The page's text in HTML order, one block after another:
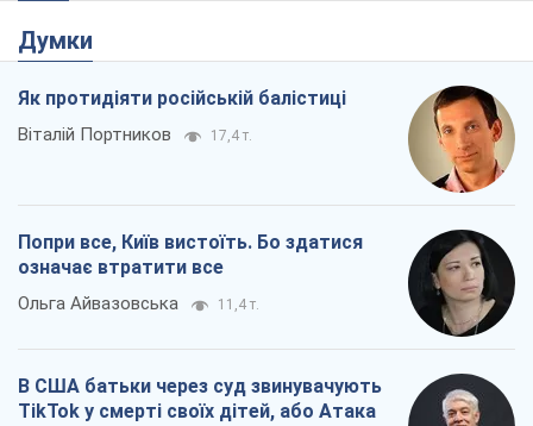
Думки
Як протидіяти російській балістиці
Віталій Портников 17,4 т.
Попри все, Київ вистоїть. Бо здатися
означає втратити все
Ольга Айвазовська 11,4 т.
В США батьки через суд звинувачують
TikTok у смерті своїх дітей, або Атака